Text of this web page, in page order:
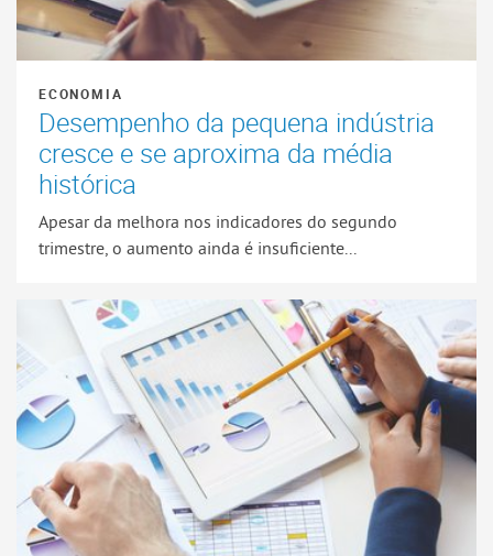
ECONOMIA
Desempenho da pequena indústria
cresce e se aproxima da média
histórica
Apesar da melhora nos indicadores do segundo
trimestre, o aumento ainda é insuficiente...